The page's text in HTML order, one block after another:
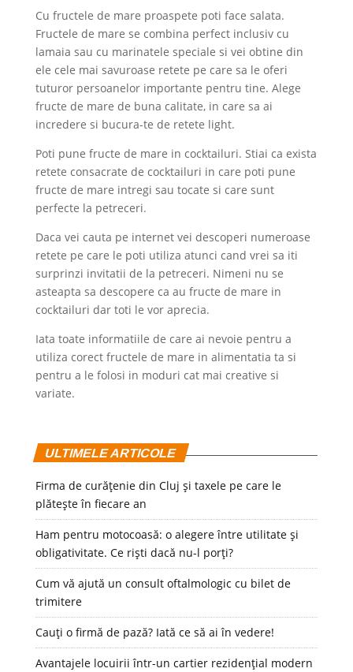
Cu fructele de mare proaspete poti face salata.
Fructele de mare se combina perfect inclusiv cu
lamaia sau cu marinatele speciale si vei obtine din
ele cele mai savuroase retete pe care sa le oferi
tuturor persoanelor importante pentru tine. Alege
fructe de mare de buna calitate, in care sa ai
incredere si bucura-te de retete light.
Poti pune fructe de mare in cocktailuri. Stiai ca exista
retete consacrate de cocktailuri in care poti pune
fructe de mare intregi sau tocate si care sunt
perfecte la petreceri.
Daca vei cauta pe internet vei descoperi numeroase
retete pe care le poti utiliza atunci cand vrei sa iti
surprinzi invitatii de la petreceri. Nimeni nu se
asteapta sa descopere ca au fructe de mare in
cocktailuri dar toti le vor aprecia.
Iata toate informatiile de care ai nevoie pentru a
utiliza corect fructele de mare in alimentatia ta si
pentru a le folosi in moduri cat mai creative si
variate.
ULTIMELE ARTICOLE
Firma de curățenie din Cluj și taxele pe care le
plătește în fiecare an
Ham pentru motocoasă: o alegere între utilitate și
obligativitate. Ce riști dacă nu-l porți?
Cum vă ajută un consult oftalmologic cu bilet de
trimitere
Cauți o firmă de pază? Iată ce să ai în vedere!
Avantajele locuirii într-un cartier rezidențial modern